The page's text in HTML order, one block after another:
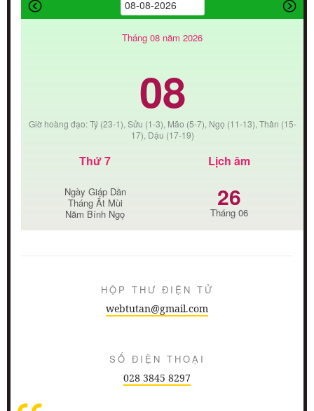
Tháng 08 năm 2026
08
Giờ hoàng đạo: Tý (23-1), Sửu (1-3), Mão (5-7), Ngọ (11-13), Thân (15-
17), Dậu (17-19)
Thứ 7
Ngày Giáp Dần
Tháng Ất Mùi
Năm Bính Ngọ
Lịch âm
26
Tháng 06
HỘP THƯ ĐIỆN TỬ
webtutan@gmail.com
SỐ ĐIỆN THOẠI
028 3845 8297